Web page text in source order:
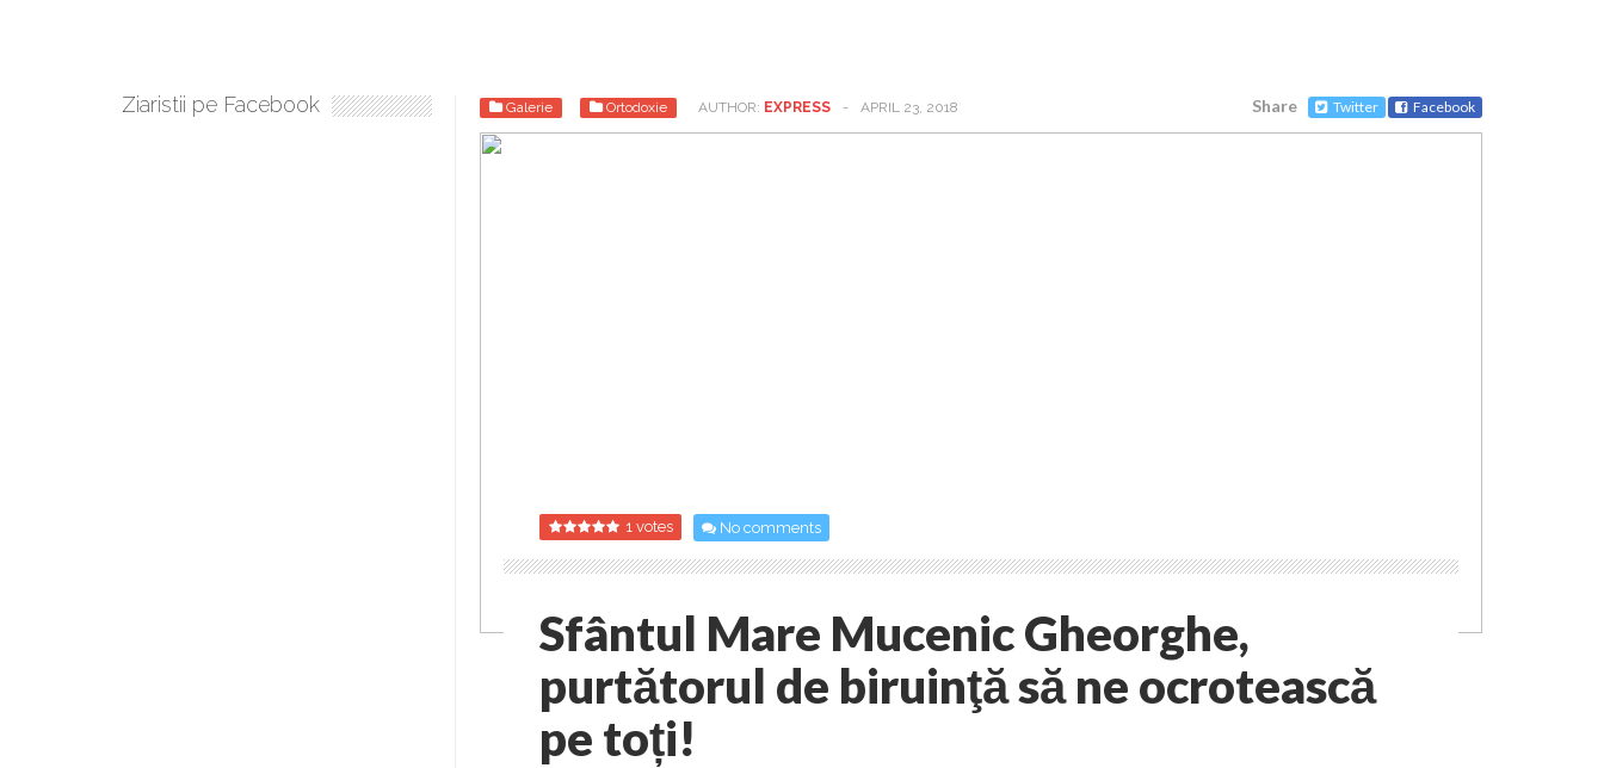
Galerie Ortodoxie AUTHOR: EXPRESS - APRIL 23, 2018 Share Twitter Facebook
1 votes No comments
Sfântul Mare Mucenic Gheorghe,
purtătorul de biruinţă să ne ocrotească
pe toți!
Ziaristii pe Facebook